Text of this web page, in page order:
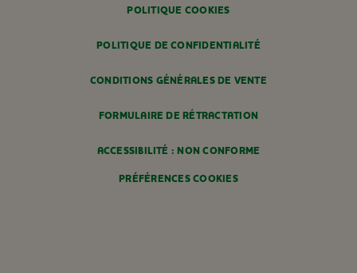
POLITIQUE COOKIES
POLITIQUE DE CONFIDENTIALITÉ
CONDITIONS GÉNÉRALES DE VENTE
FORMULAIRE DE RÉTRACTATION
ACCESSIBILITÉ : NON CONFORME
PRÉFÉRENCES COOKIES